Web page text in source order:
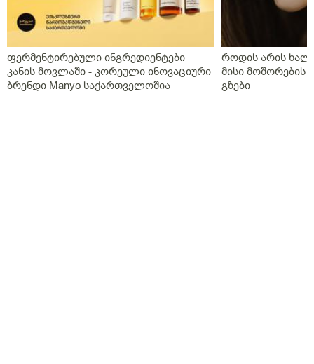
ფერმენტირებული ინგრედიენტები
კანის მოვლაში - კორეული ინოვაციური
ბრენდი Manyo საქართველოშია
როდის არის
მისი მოშორების
გზები